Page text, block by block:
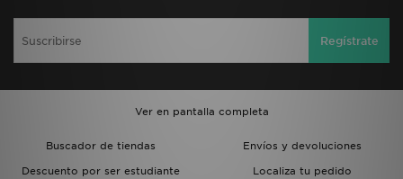
Regístrate
Ver en pantalla completa
Buscador de tiendas
Envíos y devoluciones
Descuento por ser estudiante
Localiza tu pedido